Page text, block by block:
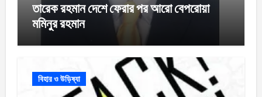
তারেক রহমান দেশে ফেরার পর আরো বেপরোয়া
মমিনুর রহমান
বিহার ও উড়িষ্যা